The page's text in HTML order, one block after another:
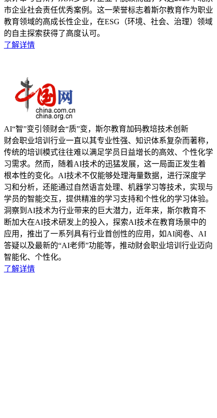
市企业社会责任优秀案例。这一荣誉标志着斯尔教育作为职业
教育领域的高成长性企业，在ESG（环境、社会、治理）领域
的自主探索获得了高度认可。
了解详情
AI“智”变引领财会“质”变，斯尔教育加码教培技术创新
财会职业培训行业一直以其专业性强、知识体系复杂而著称，
传统的培训模式往往难以满足学员日益增长的高效、个性化学
习需求。然而，随着AI技术的迅猛发展，这一局面正发生着
根本性的变化。AI技术不仅能够处理海量数据，进行深度学
习和分析，还能通过自然语言处理、机器学习等技术，实现与
学员的智能交互，提供精准的学习支持和个性化的学习体验。
洞察到AI技术为行业带来的巨大潜力，近年来，斯尔教育不
断加大在AI技术研发上的投入，探索AI技术在教育场景中的
应用，推出了一系列具有行业首创性的应用，如AI阅卷、AI
答疑以及最新的“AI老师”功能等，推动财会职业培训行业迈向
智能化、个性化。
了解详情